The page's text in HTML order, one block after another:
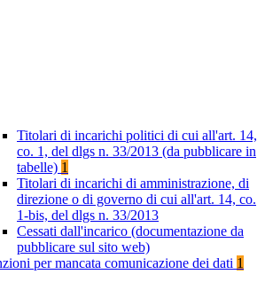
Titolari di incarichi politici di cui all'art. 14,
co. 1, del dlgs n. 33/2013 (da pubblicare in
tabelle) 1
Titolari di incarichi di amministrazione, di
direzione o di governo di cui all'art. 14, co.
1-bis, del dlgs n. 33/2013
Cessati dall'incarico (documentazione da
pubblicare sul sito web)
per mancata comunicazione dei dati 1